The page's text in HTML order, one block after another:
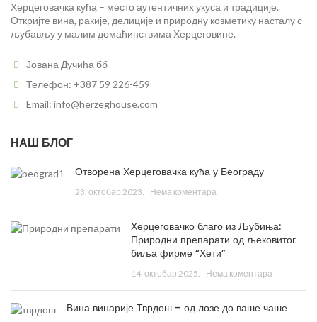
Херцеговачка кућа – место аутентичних укуса и традиције.
Откријте вина, ракије, делиције и природну козметику насталу с
љубављу у малим домаћинствима Херцеговине.
Јована Дучића бб
Телефон: +387 59 226-459
Email: info@herzeghouse.com
НАШ БЛОГ
Отворена Херцеговачка кућа у Београду
23. октобар 2023. Нема коментара
Херцеговачко благо из Љубиња:
Природни препарати од љековитог
биља фирме “Хети”
14. октобар 2025. Нема коментара
Вина винарије Тврдош – од лозе до ваше чаше